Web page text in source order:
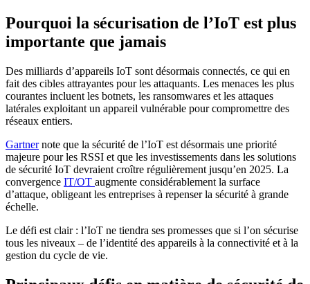
Pourquoi la sécurisation de l’IoT est plus
importante que jamais
Des milliards d’appareils IoT sont désormais connectés, ce qui en
fait des cibles attrayantes pour les attaquants. Les menaces les plus
courantes incluent les botnets, les ransomwares et les attaques
latérales exploitant un appareil vulnérable pour compromettre des
réseaux entiers.
Gartnernote que la sécurité de l’IoT est désormais une priorité
majeure pour les RSSI et que les investissements dans les solutions
de sécurité IoT devraient croître régulièrement jusqu’en 2025. La
convergence IT/OT augmente considérablement la surface
d’attaque, obligeant les entreprises à repenser la sécurité à grande
échelle.
Le défi est clair : l’IoT ne tiendra ses promesses que si l’on sécurise
tous les niveaux – de l’identité des appareils à la connectivité et à la
gestion du cycle de vie.